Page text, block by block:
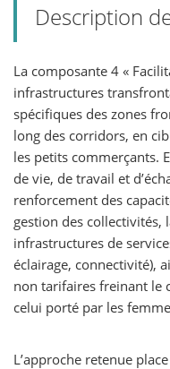
Description
La composante 4 «
infrastructures
spécifiques des zones
long des corridors, en
les petits commerçants.
de vie, de travail et
renforcement des
gestion des collectivités,
infrastructures de
éclairage, connectivité),
non tarifaires freinant le
celui porté par les
L’approche retenue